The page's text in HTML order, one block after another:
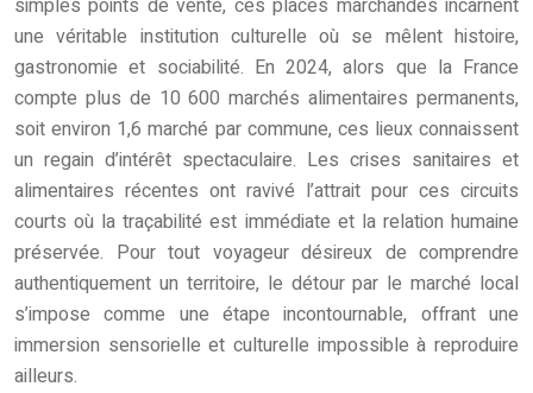
simples points de vente, ces places marchandes incarnent
une véritable institution culturelle où se mêlent histoire,
gastronomie et sociabilité. En 2024, alors que la France
compte plus de 10 600 marchés alimentaires permanents,
soit environ 1,6 marché par commune, ces lieux connaissent
un regain d’intérêt spectaculaire. Les crises sanitaires et
alimentaires récentes ont ravivé l’attrait pour ces circuits
courts où la traçabilité est immédiate et la relation humaine
préservée. Pour tout voyageur désireux de comprendre
authentiquement un territoire, le détour par le marché local
s’impose comme une étape incontournable, offrant une
immersion sensorielle et culturelle impossible à reproduire
ailleurs.